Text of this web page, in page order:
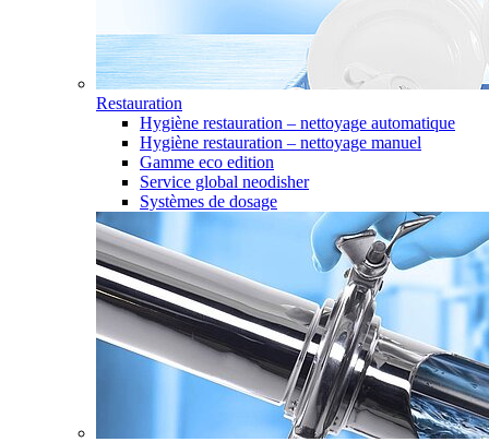
Restauration
Hygiène restauration – nettoyage automatique
Hygiène restauration – nettoyage manuel
Gamme eco edition
Service global neodisher
Systèmes de dosage